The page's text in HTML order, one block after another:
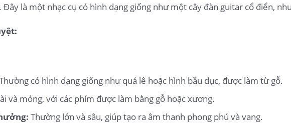
Đây là một nhạc cụ có hình dạng giống như một cây đàn guitar cổ điển,
có hình dạng giống như quả lê hoặc hình bầu dục, được làm từ gỗ.
và mỏng, với các phím được làm bằng gỗ hoặc xương.
Thường lớn và sâu, giúp tạo ra âm thanh phong phú và vang.